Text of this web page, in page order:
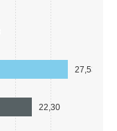
27,53
22,30